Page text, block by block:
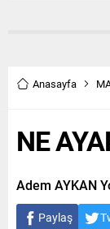
Anasayfa
NE
Adem AYKAN
Paylaş